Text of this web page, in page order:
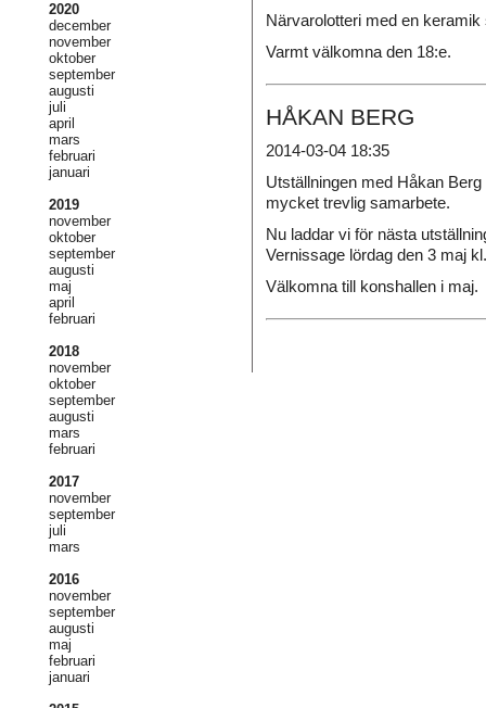
2020
december
november
oktober
september
augusti
juli
april
mars
februari
januari
2019
november
oktober
september
augusti
maj
april
februari
2018
november
oktober
september
augusti
mars
februari
2017
november
september
juli
mars
2016
november
september
augusti
maj
februari
januari
Närvarolotteri med en
Varmt välkomna den 18:e.
HÅKAN BERG
2014-03-04 18:35
Utställningen med Håkan
mycket trevlig samarbete.
Nu laddar vi för nästa
Vernissage lördag den 3 maj
Välkomna till konshallen i maj.